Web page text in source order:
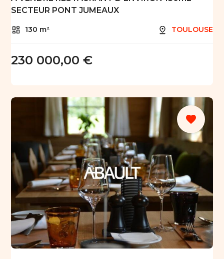
SECTEUR PONT JUMEAUX
130 m² TOULOUSE
230 000,00 €
favorite